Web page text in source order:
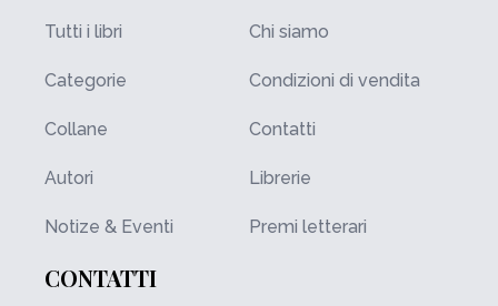
Tutti i libri
Categorie
Collane
Autori
Notize & Eventi
Chi siamo
Condizioni di vendita
Contatti
Librerie
Premi letterari
CONTATTI